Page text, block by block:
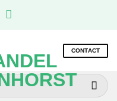
CONTACT